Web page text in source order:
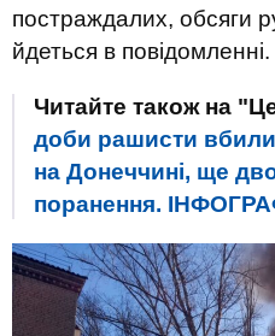
постраждалих, обсяги
йдеться в повідомленні.
Читайте також на
доби рашисти
на Донеччині, ще
поранення.